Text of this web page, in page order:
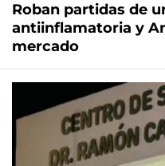
Roban partidas de
antiinflamatoria y
mercado